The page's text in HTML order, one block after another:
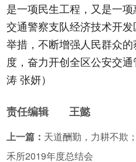
是一项民生工程，又是一
交通警察支队经济技术开
举措，不断增强人民群众
度，奋力开创全区公安交
涛 张妍）
责任编辑 王懿
上一篇： 天道酬勤，力耕不
禾所2019年度总结会